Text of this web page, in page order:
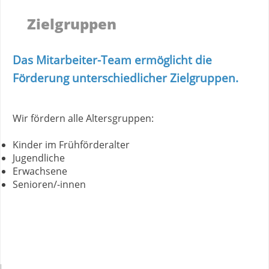
Zielgruppen
Das Mitarbeiter-Team ermöglicht die
Förderung unterschiedlicher Zielgruppen.
Wir fördern alle Altersgruppen:
Kinder im Frühförderalter
Jugendliche
Erwachsene
Senioren/-innen